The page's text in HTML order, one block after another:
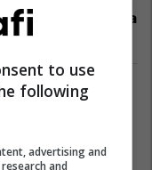
duele të nxehta
2026
dy frontet e
e ashpër për
dhe për
2026
to use
following
advertising and
and